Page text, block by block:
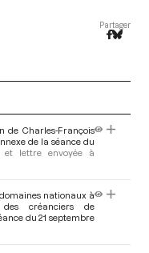
Partager
de Charles-François
de la séance du
et lettre envoyée à
nationaux à
créanciers de
du 21 septembre